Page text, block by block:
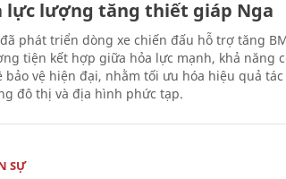
lực lượng tăng thiết giáp Nga
phát triển dòng xe chiến đấu hỗ trợ tăng
tiện kết hợp giữa hỏa lực mạnh, khả năng
bảo vệ hiện đại, nhằm tối ưu hóa hiệu quả
đô thị và địa hình phức tạp.
SỰ